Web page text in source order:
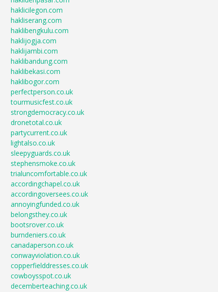
haklicilegon.com
hakliserang.com
haklibengkulu.com
haklijogja.com
haklijambi.com
haklibandung.com
haklibekasi.com
haklibogor.com
perfectperson.co.uk
tourmusicfest.co.uk
strongdemocracy.co.uk
dronetotal.co.uk
partycurrent.co.uk
lightalso.co.uk
sleepyguards.co.uk
stephensmoke.co.uk
trialuncomfortable.co.uk
accordingchapel.co.uk
accordingoversees.co.uk
annoyingfunded.co.uk
belongsthey.co.uk
bootsrover.co.uk
burndeniers.co.uk
canadaperson.co.uk
conwayviolation.co.uk
copperfielddresses.co.uk
cowboysspot.co.uk
decemberteaching.co.uk